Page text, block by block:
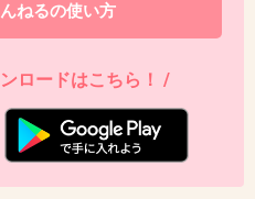
ねるの使い方
ロードはこちら！ /